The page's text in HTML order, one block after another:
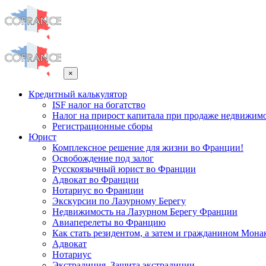
×
Кредитный калькулятор
ISF налог на богатство
Налог на прирост капитала при продаже
Регистрационные сборы
Юрист
Комплексное решение для жизни во Франции!
Освобождение под залог
Русскоязычный юрист во Франции
Адвокат во Франции
Нотариус во Франции
Экскурсии по Лазурному Берегу
Недвижимость на Лазурном Берегу Франции
Авиаперелеты во Францию
Как стать резидентом, а затем и гражданином
Адвокат
Нотариус